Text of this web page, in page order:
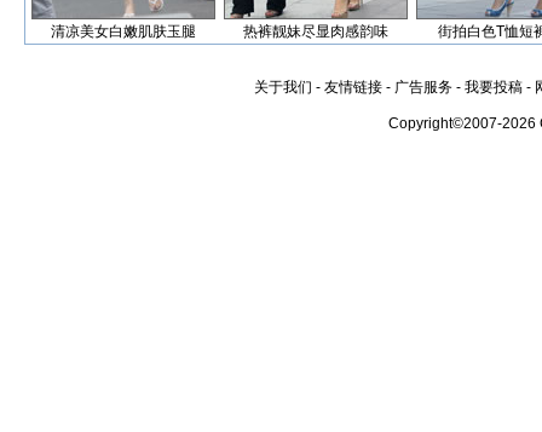
清凉美女白嫩肌肤玉腿 热裤靓妹尽显肉感韵味 街拍白色T恤短
关于我们 - 友情链接 - 广告服务 - 我要投稿 -
Copyright©2007-2026